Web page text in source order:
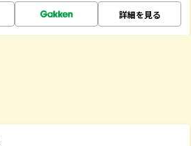
詳細を見る